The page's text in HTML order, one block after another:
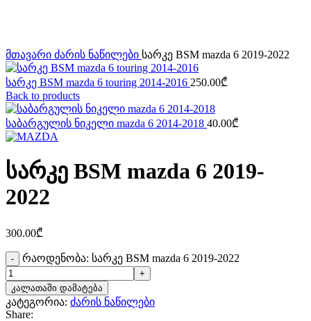
მთავარი ძარის ნაწილები სარკე BSM mazda 6 2019-2022
სარკე BSM mazda 6 touring 2014-2016 250.00₾
Back to products
საბარგულის ნიკელი mazda 6 2014-2018 40.00₾
სარკე BSM mazda 6 2019-
2022
300.00₾
რაოდენობა: სარკე BSM mazda 6 2019-2022
კალათაში დამატება
კატეგორია: ძარის ნაწილები
Share: